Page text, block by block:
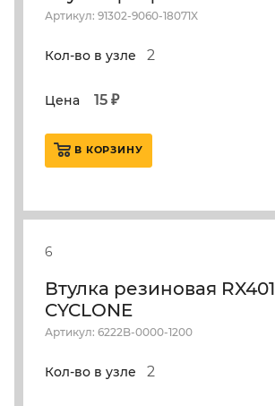
Артикул: 91302-9060-18071X
Кол-во в узле 2
Цена 15 ₽
В КОРЗИНУ
6
Втулка резиновая RX401
CYCLONE
Артикул: 6222B-0000-1200
Кол-во в узле 2